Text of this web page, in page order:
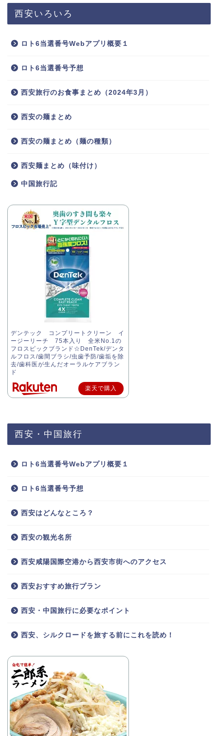
西安いろいろ
ロト6当選番号Webアプリ概要１
ロト6当選番号予想
西安旅行のお食事まとめ（2024年3月）
西安の麺まとめ
西安の麺まとめ（麺の種類）
西安麺まとめ（味付け）
中国旅行記
デンテック コンプリートクリーン イ
ージーリーチ 75本入り 全米No.1の
フロスピックブランド☆DenTek/デンタ
ルフロス/歯間ブラシ/虫歯予防/歯垢を除
去/歯科医が生んだオーラルケアブラン
ド
楽天で購入
西安・中国旅行
ロト6当選番号Webアプリ概要１
ロト6当選番号予想
西安はどんなところ？
西安の観光名所
西安咸陽国際空港から西安市街へのアクセス
西安おすすめ旅行プラン
西安・中国旅行に必要なポイント
西安、シルクロードを旅する前にこれを読め！